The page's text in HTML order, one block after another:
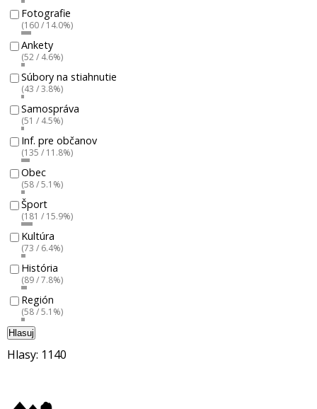
Fotografie
(160 / 14.0%)
Ankety
(52 / 4.6%)
Súbory na stiahnutie
(43 / 3.8%)
Samospráva
(51 / 4.5%)
Inf. pre občanov
(135 / 11.8%)
Obec
(58 / 5.1%)
Šport
(181 / 15.9%)
Kultúra
(73 / 6.4%)
História
(89 / 7.8%)
Región
(58 / 5.1%)
Hlasuj
Hlasy: 1140